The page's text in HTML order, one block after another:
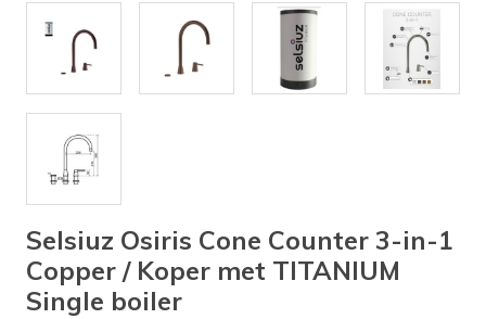
Wastafels
$$$ ACTIES $$$
Selsiuz Osiris Cone Counter 3-in-1
Copper / Koper met TITANIUM
Single boiler